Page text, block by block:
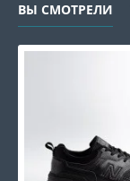
ВЫ СМОТРЕЛИ